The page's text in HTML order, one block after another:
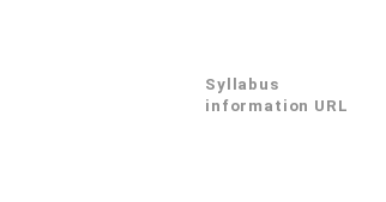
Syllabus
information URL